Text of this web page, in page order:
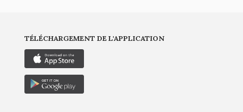
TÉLÉCHARGEMENT DE L'APPLICATION